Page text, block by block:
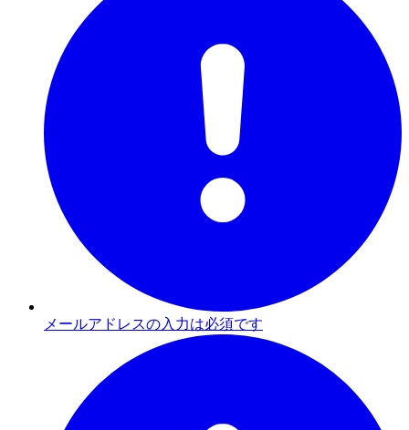
メールアドレスの入力は必須です